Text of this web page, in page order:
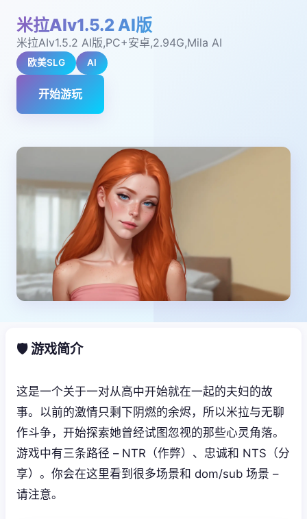
米拉AIv1.5.2 AI版
米拉AIv1.5.2 AI版,PC+安卓,2.94G,Mila AI
欧美SLG AI
开始游玩
🛡️ 游戏简介
这是一个关于一对从高中开始就在一起的夫妇的故
事。以前的激情只剩下阴燃的余烬，所以米拉与无聊
作斗争，开始探索她曾经试图忽视的那些心灵角落。
游戏中有三条路径 – NTR（作弊）、忠诚和 NTS（分
享）。你会在这里看到很多场景和 dom/sub 场景 –
请注意。